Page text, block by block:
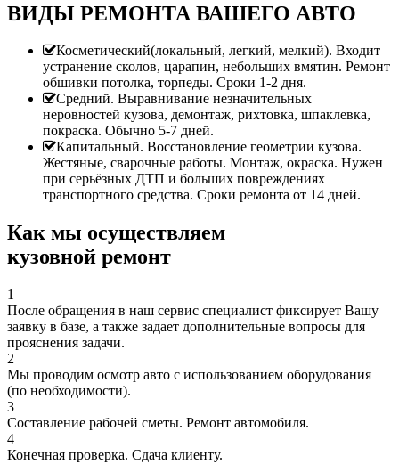
ВИДЫ РЕМОНТА ВАШЕГО АВТО
Косметический(локальный, легкий, мелкий). Входит
устранение сколов, царапин, небольших вмятин. Ремонт
обшивки потолка, торпеды. Сроки 1-2 дня.
Средний. Выравнивание незначительных
неровностей кузова, демонтаж, рихтовка, шпаклевка,
покраска. Обычно 5-7 дней.
Капитальный. Восстановление геометрии кузова.
Жестяные, сварочные работы. Монтаж, окраска. Нужен
при серьёзных ДТП и больших повреждениях
транспортного средства. Сроки ремонта от 14 дней.
Как мы осуществляем
кузовной ремонт
1
После обращения в наш сервис специалист фиксирует Вашу
заявку в базе, а также задает дополнительные вопросы для
прояснения задачи.
2
Мы проводим осмотр авто с использованием оборудования
(по необходимости).
3
Составление рабочей сметы. Ремонт автомобиля.
4
Конечная проверка. Сдача клиенту.